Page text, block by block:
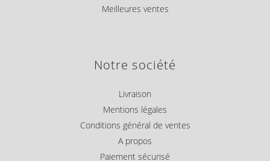
Meilleures ventes
Notre société
Livraison
Mentions légales
Conditions général de ventes
A propos
Paiement sécurisé